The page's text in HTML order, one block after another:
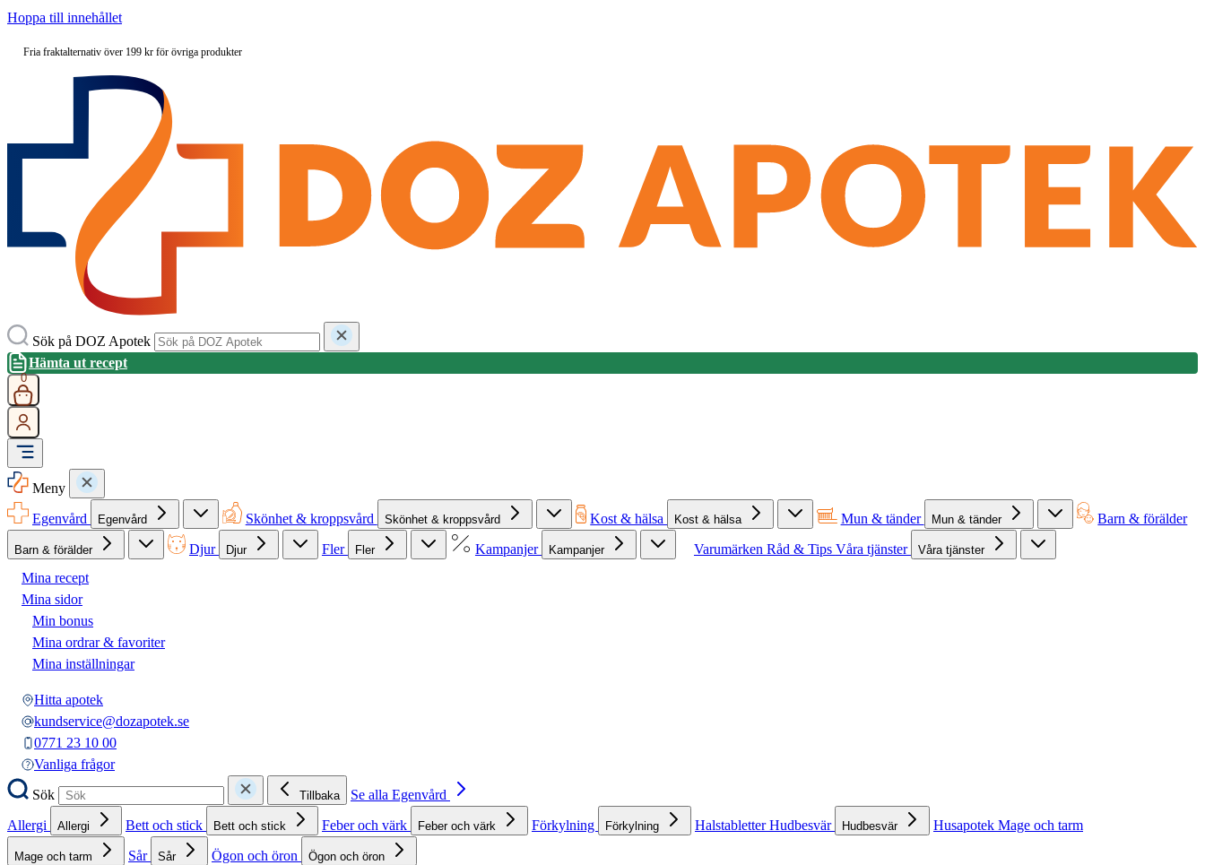
Hoppa till innehållet
Fria fraktalternativ över 199 kr för övriga produkter
Sök på DOZ Apotek
Hämta ut recept
0
Meny
Egenvård
Egenvård Skönhet & kroppsvård Skönhet & kroppsvård Kost & hälsa Kost & hälsa Mun & tänder Mun & tänder Barn & förälder
Barn & förälder Djur Djur Fler Fler Kampanjer Kampanjer Varumärken Råd & Tips Våra tjänster Våra tjänster
Mina recept
Mina sidor
Min bonus
Mina ordrar & favoriter
Mina inställningar
Hitta apotek
kundservice@dozapotek.se
0771 23 10 00
Vanliga frågor
Sök
Tillbaka
Se alla Egenvård
Allergi
Allergi Bett och stick Bett och stick Feber och värk Feber och värk Förkylning Förkylning HalstabletterHudbesvär Hudbesvär Husapotek Mage och tarm
Mage och tarm Sår Sår Ögon och öron Ögon och öron